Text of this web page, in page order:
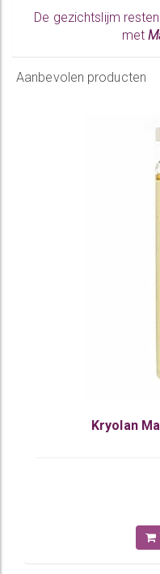
De gezichtslijm
met
Aanbevolen producten
Kryolan